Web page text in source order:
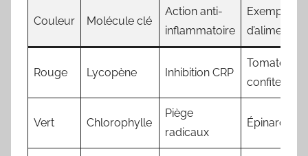
Couleur Molécule clé
Action anti-
inflammatoire
Exemple
d’aliment
Rouge Lycopène Inhibition CRP
Tomate
confite
Vert Chlorophylle
Piège
radicaux
Épinard